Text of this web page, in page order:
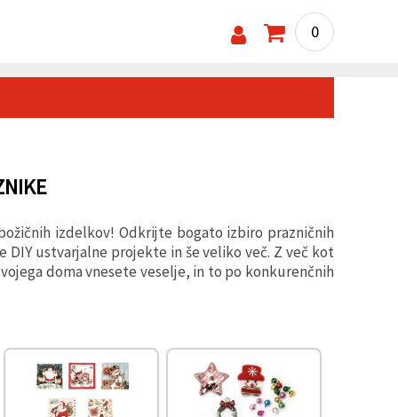
0
izdelkov! Odkrijte bogato izbiro prazničnih
ustvarjalne projekte in še veliko več. Z več kot
doma vnesete veselje, in to po konkurenčnih